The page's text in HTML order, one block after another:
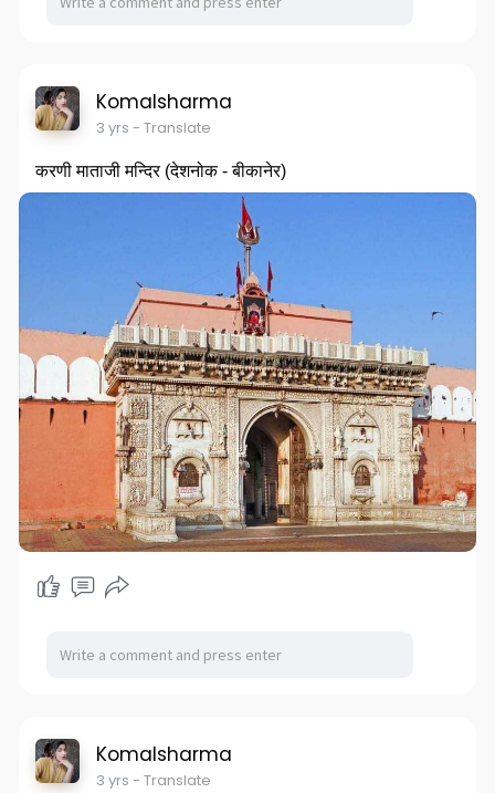
Komalsharma
3 yrs - Translate
करणी माताजी मन्दिर (देशनोक - बीकानेर)
Komalsharma
3 yrs - Translate